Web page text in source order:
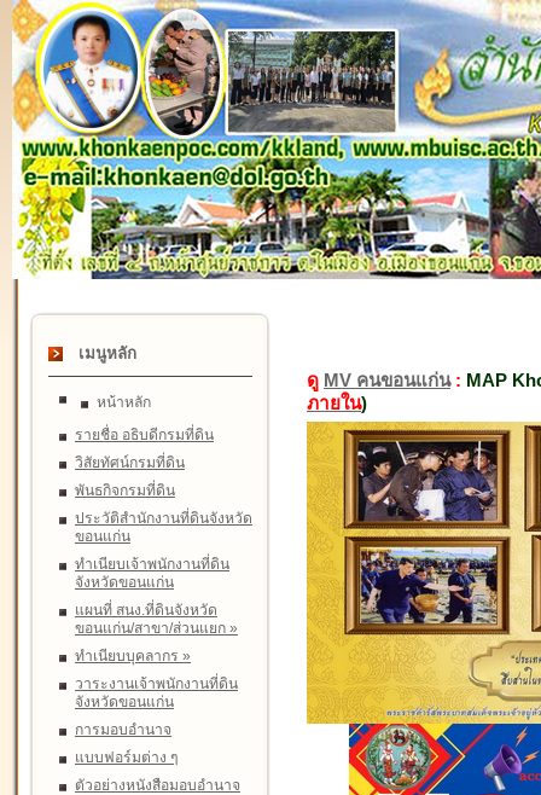
เมนูหลัก
หน้าหลัก
รายชื่อ อธิบดีกรมที่ดิน
วิสัยทัศน์กรมที่ดิน
พันธกิจกรมที่ดิน
ประวัติสำนักงานที่ดินจังหวัด
ขอนแก่น
ทำเนียบเจ้าพนักงานที่ดิน
จังหวัดขอนแก่น
แผนที่ สนง.ที่ดินจังหวัด
ขอนแก่น/สาขา/ส่วนแยก »
ทำเนียบบุคลากร »
วาระงานเจ้าพนักงานที่ดิน
จังหวัดขอนแก่น
การมอบอำนาจ
แบบฟอร์มต่าง ๆ
ตัวอย่างหนังสือมอบอำนาจ
ดู MV คนขอนแก่น: MAP
ภายใน)